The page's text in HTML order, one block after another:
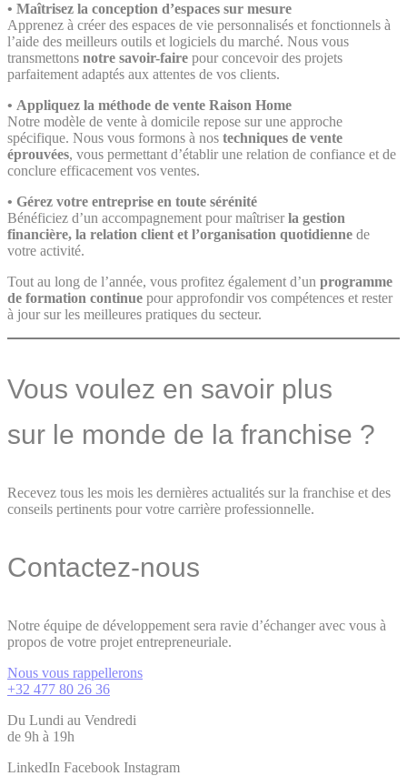
• Maîtrisez la conception d’espaces sur mesure
Apprenez à créer des espaces de vie personnalisés et fonctionnels à
l’aide des meilleurs outils et logiciels du marché. Nous vous
transmettons notre savoir-faire pour concevoir des projets
parfaitement adaptés aux attentes de vos clients.
• Appliquez la méthode de vente Raison Home
Notre modèle de vente à domicile repose sur une approche
spécifique. Nous vous formons à nos techniques de vente
éprouvées, vous permettant d’établir une relation de confiance et de
conclure efficacement vos ventes.
• Gérez votre entreprise en toute sérénité
Bénéficiez d’un accompagnement pour maîtriser la gestion
financière, la relation client et l’organisation quotidienne de
votre activité.
Tout au long de l’année, vous profitez également d’un programme
de formation continue pour approfondir vos compétences et rester
à jour sur les meilleures pratiques du secteur.
Vous voulez en savoir plus
sur le monde de la franchise ?
Recevez tous les mois les dernières actualités sur la franchise et des
conseils pertinents pour votre carrière professionnelle.
Contactez-nous
Notre équipe de développement sera ravie d’échanger avec vous à
propos de votre projet entrepreneuriale.
Nous vous rappellerons
+32 477 80 26 36
Du Lundi au Vendredi
de 9h à 19h
LinkedIn Facebook Instagram